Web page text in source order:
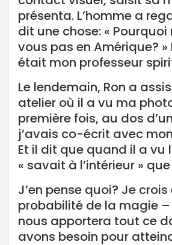
présenta. L’homme a
dit une chose: « Pourquoi
vous pas en Amérique? »
était mon professeur
Le lendemain, Ron a
atelier où il a vu ma
première fois, au dos
j’avais co-écrit avec
Et il dit que quand il a vu
« savait à l’intérieur »
J’en pense quoi? Je crois
probabilité de la magie –
nous apportera tout ce
avons besoin pour